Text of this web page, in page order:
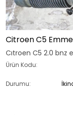
Citroen C5
Cıtroen C5 2.0
Ürün Kodu:
Durumu: